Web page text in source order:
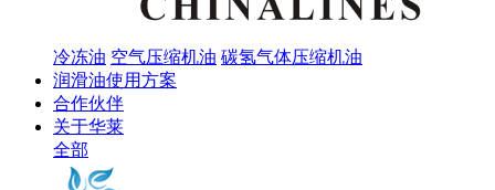
冷冻油 空气压缩机油 碳氢气体压缩机油
润滑油使用方案
合作伙伴
关于华莱
全部